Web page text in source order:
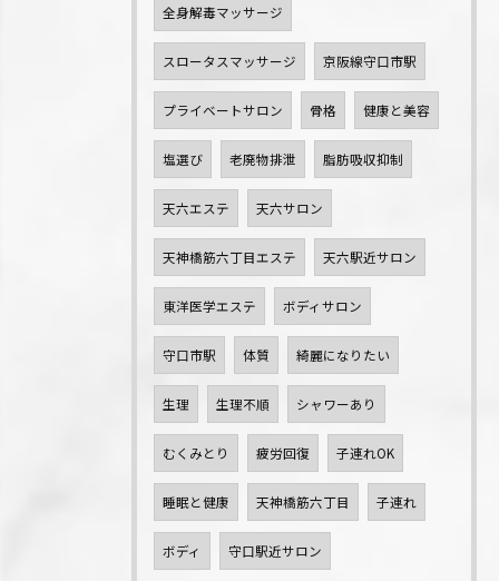
全身解毒マッサージ
スロータスマッサージ 京阪線守口市駅
プライベートサロン 骨格 健康と美容
塩選び 老廃物排泄 脂肪吸収抑制
天六エステ 天六サロン
天神橋筋六丁目エステ 天六駅近サロン
東洋医学エステ ボディサロン
守口市駅 体質 綺麗になりたい
生理 生理不順 シャワーあり
むくみとり 疲労回復 子連れOK
睡眠と健康 天神橋筋六丁目 子連れ
ボディ 守口駅近サロン